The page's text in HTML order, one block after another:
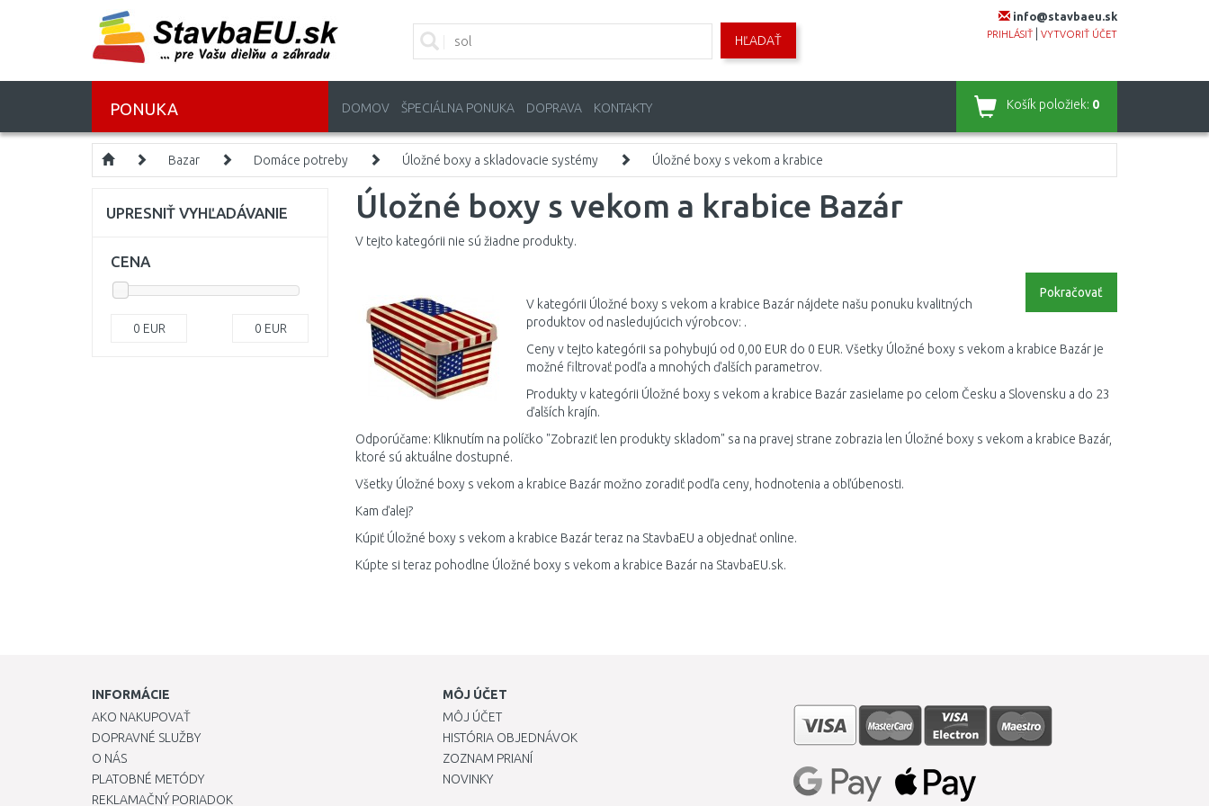
info@stavbaeu.sk
PRIHLÁSIŤ VYTVORIŤ ÚČET
HĽADAŤ
PONUKA DOMOV ŠPECIÁLNA PONUKA DOPRAVA KONTAKTY Košík položiek: 0
Bazar Domáce potreby Úložné boxy a skladovacie systémy Úložné boxy s vekom a krabice
Úložné boxy s vekom a krabice Bazár
V tejto kategórii nie sú žiadne produkty.
Pokračovať
V kategórii Úložné boxy s vekom a krabice Bazár nájdete našu ponuku kvalitných
produktov od nasledujúcich výrobcov: .
Ceny v tejto kategórii sa pohybujú od 0,00 EUR do 0 EUR. Všetky Úložné boxy s vekom a krabice Bazár je
možné filtrovať podľa a mnohých ďalších parametrov.
Produkty v kategórii Úložné boxy s vekom a krabice Bazár zasielame po celom Česku a Slovensku a do 23
ďalších krajín.
Odporúčame: Kliknutím na políčko "Zobraziť len produkty skladom" sa na pravej strane zobrazia len Úložné boxy s vekom a krabice Bazár,
ktoré sú aktuálne dostupné.
Všetky Úložné boxy s vekom a krabice Bazár možno zoradiť podľa ceny, hodnotenia a obľúbenosti.
Kam ďalej?
Kúpiť Úložné boxy s vekom a krabice Bazár teraz na StavbaEU a objednať online.
Kúpte si teraz pohodlne Úložné boxy s vekom a krabice Bazár na StavbaEU.sk.
UPRESNIŤ VYHĽADÁVANIE
CENA
0 EUR 0 EUR
INFORMÁCIE
AKO NAKUPOVAŤ
DOPRAVNÉ SLUŽBY
O NÁS
PLATOBNÉ METÓDY
REKLAMAČNÝ PORIADOK
MÔJ ÚČET
MÔJ ÚČET
HISTÓRIA OBJEDNÁVOK
ZOZNAM PRIANÍ
NOVINKY